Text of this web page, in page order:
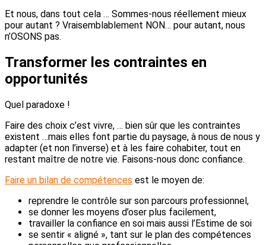
Et nous, dans tout cela … Sommes-nous réellement mieux
pour autant ? Vraisemblablement NON… pour autant, nous
n’OSONS pas.
Transformer les contraintes en
opportunités
Quel paradoxe !
Faire des choix c’est vivre, … bien sûr que les contraintes
existent …mais elles font partie du paysage, à nous de nous y
adapter (et non l’inverse) et à les faire cohabiter, tout en
restant maître de notre vie. Faisons-nous donc confiance.
Faire un bilan de compétences est le moyen de:
reprendre le contrôle sur son parcours professionnel,
se donner les moyens d’oser plus facilement,
travailler la confiance en soi mais aussi l’Estime de soi
se sentir « aligné », tant sur le plan des compétences